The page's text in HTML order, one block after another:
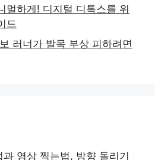
멀하게! 디지털 디톡스를 위
드
러너가 발목 부상 피하려면
영상 찍는법, 방향 돌리기